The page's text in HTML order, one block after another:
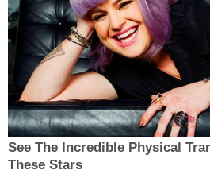
See The Incredible Physical
These Stars